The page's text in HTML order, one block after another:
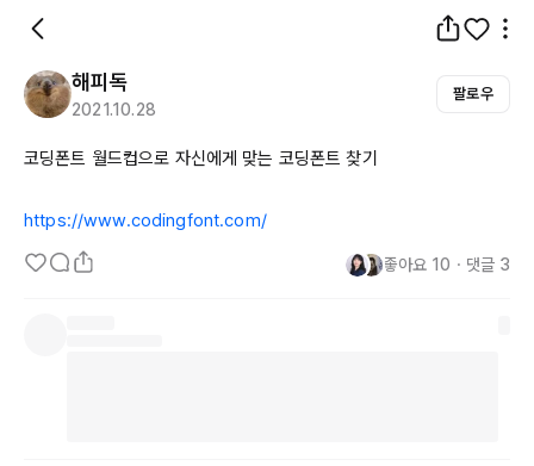
해피독
2021.10.28
팔로우
코딩폰트 월드컵으로 자신에게 맞는 코딩폰트 찾기
https://www.codingfont.com/
좋아요 10 ・ 댓글 3